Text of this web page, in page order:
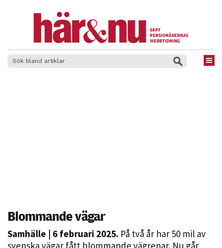
Blommande vägar
Samhälle | 6 februari 2025. På två år har 50 mil av
svenska vägar fått blommande vägrenar. Nu går